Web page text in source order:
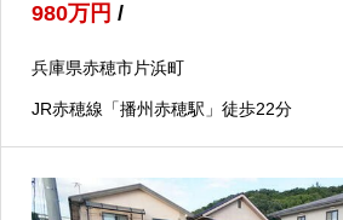
980万円 /
兵庫県赤穂市片浜町
JR赤穂線「播州赤穂駅」徒歩22分